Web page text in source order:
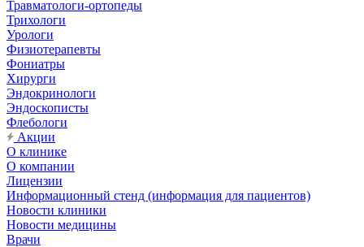
Травматологи-ортопеды
Трихологи
Урологи
Физиотерапевты
Фониатры
Хирурги
Эндокринологи
Эндоскописты
Флебологи
Акции
О клинике
О компании
Лицензии
Информационный стенд (информация для пациентов)
Новости клиники
Новости медицины
Врачи